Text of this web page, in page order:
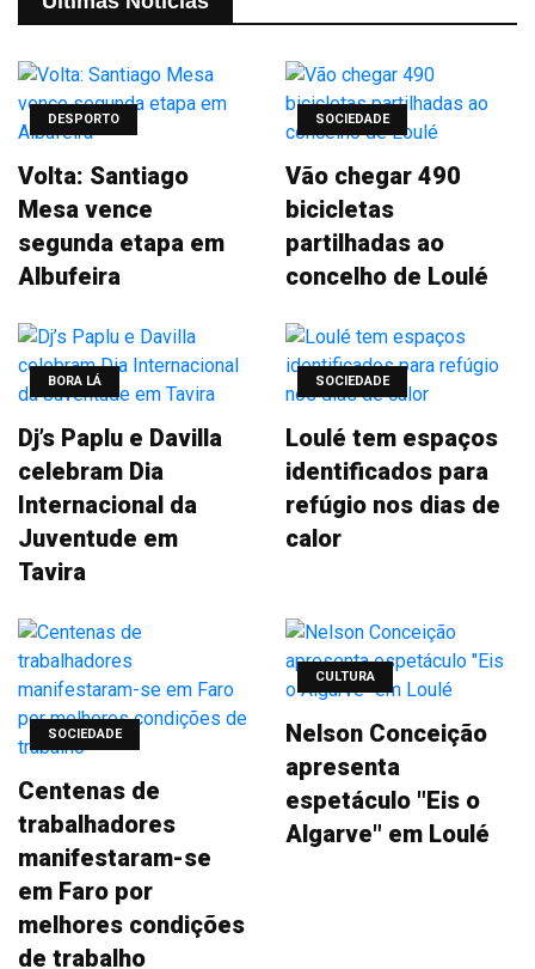
DESPORTO
Volta: Santiago
Mesa vence
segunda etapa em
Albufeira
SOCIEDADE
Vão chegar 490
bicicletas
partilhadas ao
concelho de Loulé
BORA LÁ
Dj’s Paplu e Davilla
celebram Dia
Internacional da
Juventude em
Tavira
SOCIEDADE
Loulé tem espaços
identificados para
refúgio nos dias de
calor
SOCIEDADE
Centenas de
trabalhadores
manifestaram-se
em Faro por
melhores condições
de trabalho
CULTURA
Nelson Conceição
apresenta
espetáculo "Eis o
Algarve" em Loulé